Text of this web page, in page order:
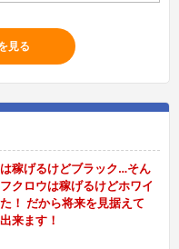
見る
稼げるけどブラック…そん
クロウは稼げるけどホワイ
！ だから将来を見据えて
来ます！